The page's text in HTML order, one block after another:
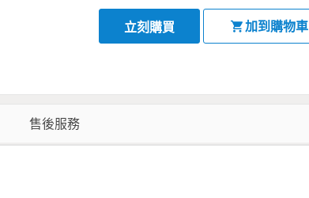
立刻購買 加到購物車
售後服務